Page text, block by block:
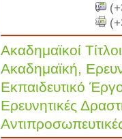
Ακαδημαϊκοί Τίτλοι
Ακαδημαϊκή,
Εκπαιδευτικό
Ερευνητικές